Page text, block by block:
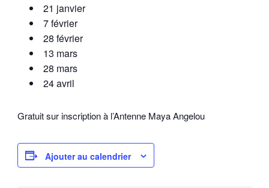
21 janvier
7 février
28 février
13 mars
28 mars
24 avril
Gratuit sur inscription à l’Antenne Maya Angelou
Ajouter au calendrier